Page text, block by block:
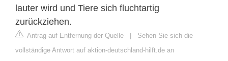
lauter wird und Tiere sich fluchtartig
zurückziehen.
Antrag auf Entfernung der Quelle | Sehen Sie sich die
vollständige Antwort auf aktion-deutschland-hilft.de an